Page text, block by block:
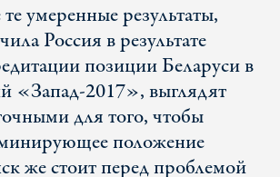
умеренные результаты,
Россия в результате
позиции Беларуси в
«Запад-2017», выглядят
для того, чтобы
положение
же стоит перед проблемой